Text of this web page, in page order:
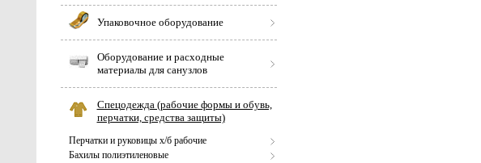
Упаковочное оборудование
Оборудование и расходные
материалы для санузлов
Спецодежда (рабочие формы и обувь,
перчатки, средства защиты)
Перчатки и руковицы х/б рабочие
Бахилы полиэтиленовые